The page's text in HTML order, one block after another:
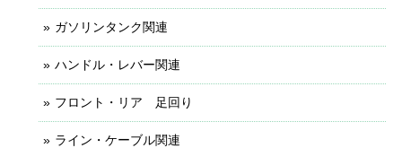
ガソリンタンク関連
ハンドル・レバー関連
フロント・リア 足回り
ライン・ケーブル関連